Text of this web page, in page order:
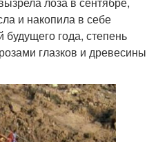
и накопила в себе
будущего года, степень
глазков и древесины